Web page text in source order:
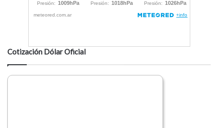
Cotización Dólar Oficial